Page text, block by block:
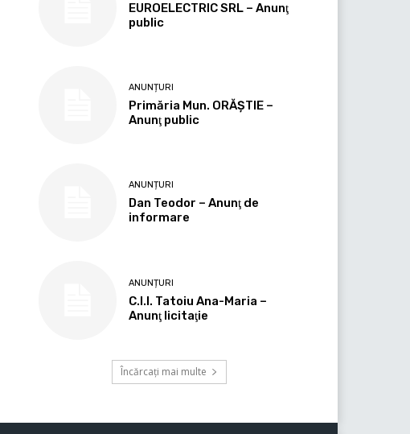
EUROELECTRIC SRL – Anunţ
public
ANUNȚURI
Primăria Mun. ORĂȘTIE –
Anunţ public
ANUNȚURI
Dan Teodor – Anunţ de
informare
ANUNȚURI
C.I.I. Tatoiu Ana-Maria –
Anunţ licitaţie
Încărcați mai multe